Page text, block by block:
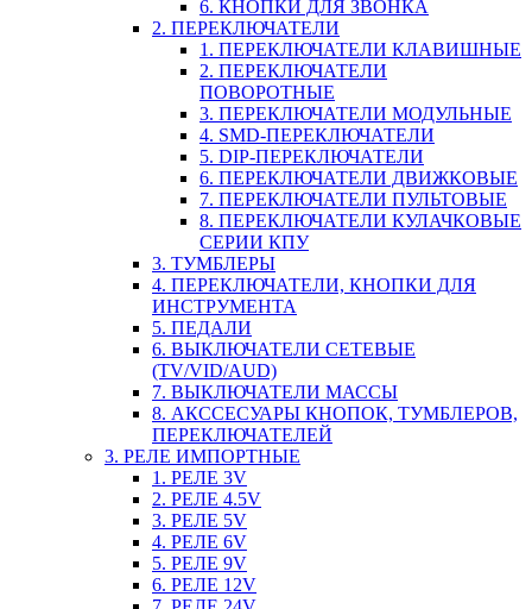
6. КНОПКИ ДЛЯ ЗВОНКА
2. ПЕРЕКЛЮЧАТЕЛИ
1. ПЕРЕКЛЮЧАТЕЛИ КЛАВИШНЫЕ
2. ПЕРЕКЛЮЧАТЕЛИ
ПОВОРОТНЫЕ
3. ПЕРЕКЛЮЧАТЕЛИ МОДУЛЬНЫЕ
4. SMD-ПЕРЕКЛЮЧАТЕЛИ
5. DIP-ПЕРЕКЛЮЧАТЕЛИ
6. ПЕРЕКЛЮЧАТЕЛИ ДВИЖКОВЫЕ
7. ПЕРЕКЛЮЧАТЕЛИ ПУЛЬТОВЫЕ
8. ПЕРЕКЛЮЧАТЕЛИ КУЛАЧКОВЫЕ
СЕРИИ КПУ
3. ТУМБЛЕРЫ
4. ПЕРЕКЛЮЧАТЕЛИ, КНОПКИ ДЛЯ
ИНСТРУМЕНТА
5. ПЕДАЛИ
6. ВЫКЛЮЧАТЕЛИ СЕТЕВЫЕ
(TV/VID/AUD)
7. ВЫКЛЮЧАТЕЛИ МАССЫ
8. АКССЕСУАРЫ КНОПОК, ТУМБЛЕРОВ,
ПЕРЕКЛЮЧАТЕЛЕЙ
3. РЕЛЕ ИМПОРТНЫЕ
1. РЕЛЕ 3V
2. РЕЛЕ 4.5V
3. РЕЛЕ 5V
4. РЕЛЕ 6V
5. РЕЛЕ 9V
6. РЕЛЕ 12V